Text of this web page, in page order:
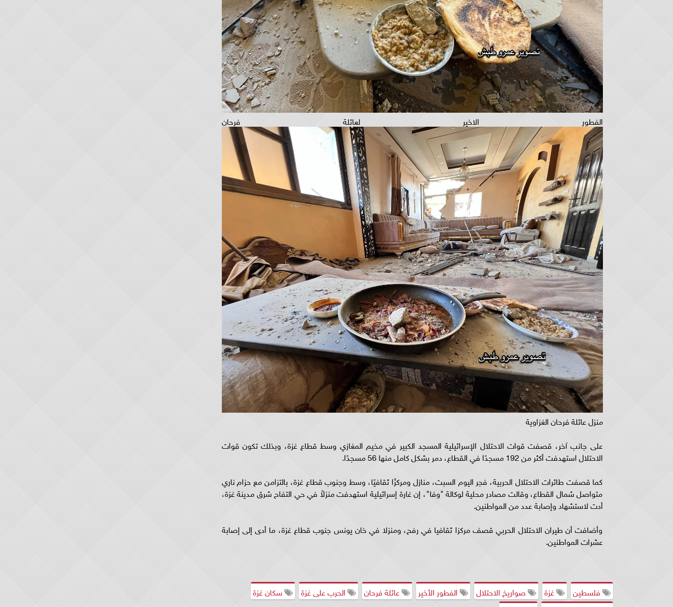
الفطور الاخير لعائلة فرحان
منزل عائلة فرحان الغزاوية
على جانب آخر، قصفت قوات الاحتلال الإسرائيلية المسجد الكبير في مخيم المغازي وسط قطاع غزة، وبذلك تكون قوات
الاحتلال استهدفت أكثر من 192 مسجدًا في القطاع، دمر بشكل كامل منها 56 مسجدًا.
كما قصفت طائرات الاحتلال الحربية، فجر اليوم السبت، منازل ومركزًا ثقافيًا، وسط وجنوب قطاع غزة، بالتزامن مع حزام ناري
متواصل شمال القطاع، وقالت مصادر محلية لوكالة "وفا"، إن غارة إسرائيلية استهدفت منزلاً في حي التفاح شرق مدينة غزة،
أدت لاستشهاد وإصابة عدد من المواطنين.
وأضافت أن طيران الاحتلال الحربي قصف مركزا ثقافيا في رفح، ومنزلا في خان يونس جنوب قطاع غزة، ما أدى إلى إصابة
عشرات المواطنين.
فلسطين غزة صواريخ الاحتلال الفطور الأخير عائلة فرحان الحرب على غزة
سكان غزة